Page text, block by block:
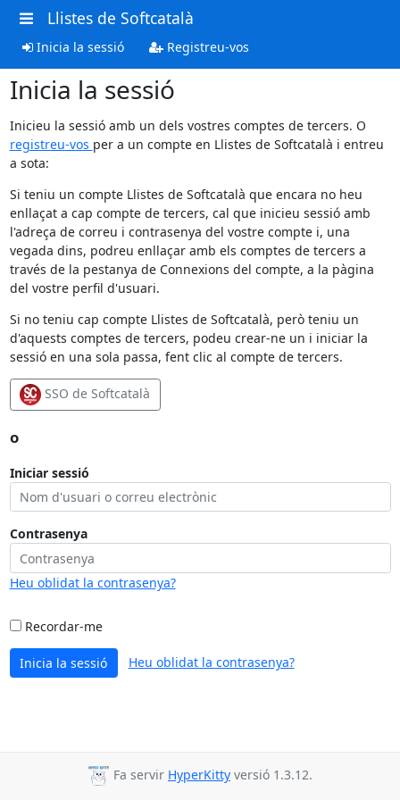
Llistes de Softcatalà
Inicia la sessió Registreu-vos
Inicia la sessió
Inicieu la sessió amb un dels vostres comptes de tercers. O
registreu-vos per a un compte en Llistes de Softcatalà i entreu
a sota:
Si teniu un compte Llistes de Softcatalà que encara no heu
enllaçat a cap compte de tercers, cal que inicieu sessió amb
l'adreça de correu i contrasenya del vostre compte i, una
vegada dins, podreu enllaçar amb els comptes de tercers a
través de la pestanya de Connexions del compte, a la pàgina
del vostre perfil d'usuari.
Si no teniu cap compte Llistes de Softcatalà, però teniu un
d'aquests comptes de tercers, podeu crear-ne un i iniciar la
sessió en una sola passa, fent clic al compte de tercers.
SSO de Softcatalà
o
Iniciar sessió
Contrasenya
Heu oblidat la contrasenya?
Recordar-me
Inicia la sessió Heu oblidat la contrasenya?
Fa servir HyperKitty versió 1.3.12.